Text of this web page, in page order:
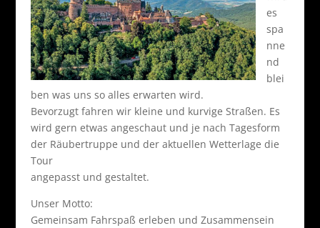
es
spa
nne
nd
blei
ben was uns so alles erwarten wird.
Bevorzugt fahren wir kleine und kurvige Straßen. Es
wird gern etwas angeschaut und je nach Tagesform
der Räubertruppe und der aktuellen Wetterlage die
Tour
angepasst und gestaltet.
Unser Motto:
Gemeinsam Fahrspaß erleben und Zusammensein